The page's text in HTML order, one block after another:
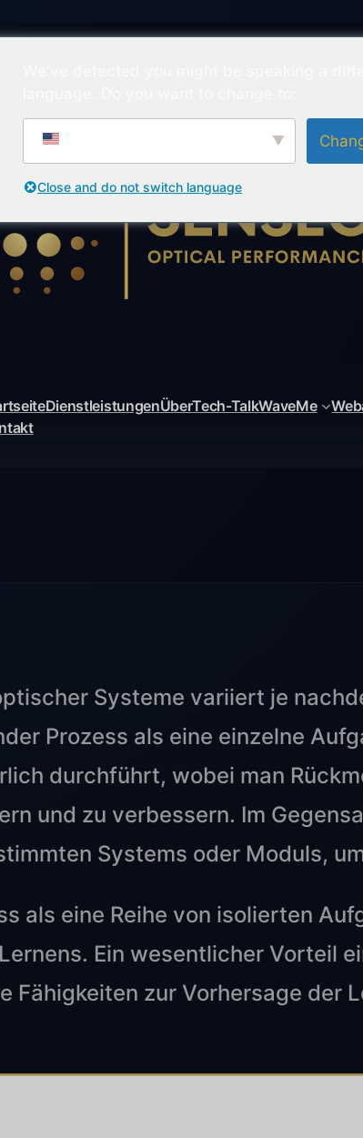
DienstleistungenÜberTech-TalkWaveMe
Systeme variiert je
Prozess als eine einzelne
durchführt, wobei man
und zu verbessern. Im
Systems oder Moduls,
als eine Reihe von isolierten
Ein wesentlicher Vorteil
Fähigkeiten zur Vorhersage der
Close and do not switch language